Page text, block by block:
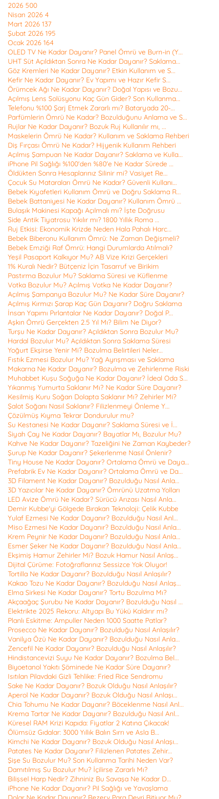
2026 500
Nisan 2026 4
Mart 2026 137
Şubat 2026 195
Ocak 2026 164
OLED TV Ne Kadar Dayanır? Panel Ömrü ve Burn-in (Y...
UHT Süt Açıldıktan Sonra Ne Kadar Dayanır? Saklama...
Göz Kremleri Ne Kadar Dayanır? Etkin Kullanım ve S...
Kefir Ne Kadar Dayanır? Ev Yapımı ve Hazır Kefir S...
Örümcek Ağı Ne Kadar Dayanır? Doğal Yapısı ve Bozu...
Açılmış Lens Solüsyonu Kaç Gün Gider? Son Kullanma...
Telefonu %100 Şarj Etmek Zararlı mı? Bataryada 20-...
Parfümlerin Ömrü Ne Kadar? Bozulduğunu Anlama ve S...
Rujlar Ne Kadar Dayanır? Bozuk Ruj Kullanılır mı, ...
Maskelerin Ömrü Ne Kadar? Kullanım ve Saklama Rehberi
Diş Fırçası Ömrü Ne Kadar? Hijyenik Kullanım Rehberi
Açılmış Şampuan Ne Kadar Dayanır? Saklama ve Kulla...
iPhone Pil Sağlığı %100'den %80'e Ne Kadar Sürede ...
Öldükten Sonra Hesaplarınız Silinir mi? Vasiyet Re...
Çocuk Su Mataraları Ömrü Ne Kadar? Güvenli Kullanı...
Bebek Kıyafetleri Kullanım Ömrü ve Doğru Saklama R...
Bebek Battaniyesi Ne Kadar Dayanır? Kullanım Ömrü ...
Bulaşık Makinesi Kapağı Açılmalı mı? İşte Doğrusu
Side Antik Tiyatrosu Yıkılır mı? 1800 Yıllık Roma ...
Ruj Etkisi: Ekonomik Krizde Neden Hala Pahalı Harc...
Bebek Biberonu Kullanım Ömrü: Ne Zaman Değişmeli?
Bebek Emziği Raf Ömrü: Hangi Durumlarda Atılmalı?
Yeşil Pasaport Kalkıyor Mu? AB Vize Krizi Gerçekleri
1% Kuralı Nedir? Bütçeniz İçin Tasarruf ve Birikim
Pastırma Bozulur Mu? Saklama Süresi ve Küflenme
Votka Bozulur Mu? Açılmış Votka Ne Kadar Dayanır?
Açılmış Şampanya Bozulur Mu? Ne Kadar Süre Dayanır?
Açılmış Kırmızı Şarap Kaç Gün Dayanır? Doğru Saklama
İnsan Yapımı Pırlantalar Ne Kadar Dayanır? Doğal P...
Aşkın Ömrü Gerçekten 2.5 Yıl Mı? Bilim Ne Diyor?
Turşu Ne Kadar Dayanır? Açıldıktan Sonra Bozulur Mu?
Hardal Bozulur Mu? Açıldıktan Sonra Saklama Süresi
Yoğurt Ekşirse Yenir Mi? Bozulma Belirtileri Neler...
Fıstık Ezmesi Bozulur Mu? Yağ Ayrışması ve Saklama
Makarna Ne Kadar Dayanır? Bozulma ve Zehirlenme Riski
Muhabbet Kuşu Soğuğa Ne Kadar Dayanır? İdeal Oda S...
Yıkanmış Yumurta Saklanır Mı? Ne Kadar Süre Dayanır?
Kesilmiş Kuru Soğan Dolapta Saklanır Mı? Zehirler Mi?
Şalot Soğanı Nasıl Saklanır? Filizlenmeyi Önleme Y...
Çözülmüş Kıyma Tekrar Dondurulur mu?
Su Kestanesi Ne Kadar Dayanır? Saklama Süresi ve İ...
Siyah Çay Ne Kadar Dayanır? Bayatlar Mı, Bozulur Mu?
Kahve Ne Kadar Dayanır? Tazeliğini Ne Zaman Kaybeder?
Şurup Ne Kadar Dayanır? Şekerlenme Nasıl Önlenir?
Tiny House Ne Kadar Dayanır? Ortalama Ömrü ve Daya...
Prefabrik Ev Ne Kadar Dayanır? Ortalama Ömrü ve Da...
3D Filament Ne Kadar Dayanır? Bozulduğu Nasıl Anla...
3D Yazıcılar Ne Kadar Dayanır? Ömrünü Uzatma Yolları
LED Avize Ömrü Ne Kadar? Sürücü Arızası Nasıl Anla...
Demir Kubbe'yi Gölgede Bırakan Teknoloji: Çelik Kubbe
Yulaf Ezmesi Ne Kadar Dayanır? Bozulduğu Nasıl Anl...
Miso Ezmesi Ne Kadar Dayanır? Bozulduğu Nasıl Anla...
Krem Peynir Ne Kadar Dayanır? Bozulduğu Nasıl Anla...
Esmer Şeker Ne Kadar Dayanır? Bozulduğu Nasıl Anla...
Ekşimiş Hamur Zehirler Mi? Bozuk Hamur Nasıl Anlaş...
Dijital Çürüme: Fotoğraflarınız Sessizce Yok Oluyor!
Tortilla Ne Kadar Dayanır? Bozulduğu Nasıl Anlaşılır?
Kakao Tozu Ne Kadar Dayanır? Bozulduğu Nasıl Anlaş...
Elma Sirkesi Ne Kadar Dayanır? Tortu Bozulma Mı?
Akçaağaç Şurubu Ne Kadar Dayanır? Bozulduğu Nasıl ...
Elektrikte 2025 Rekoru: Altyapı Bu Yükü Kaldırır mı?
Planlı Eskitme: Ampuller Neden 1000 Saatte Patlar?
Prosecco Ne Kadar Dayanır? Bozulduğu Nasıl Anlaşılır?
Vanilya Özü Ne Kadar Dayanır? Bozulduğu Nasıl Anla...
Zencefil Ne Kadar Dayanır? Bozulduğu Nasıl Anlaşılır?
Hindistancevizi Suyu Ne Kadar Dayanır? Bozulma Bel...
Biyoetanol Yakıtı Şöminede Ne Kadar Süre Dayanır?
Isıtılan Pilavdaki Gizli Tehlike: Fried Rice Sendromu
Sake Ne Kadar Dayanır? Bozuk Olduğu Nasıl Anlaşılır?
Aperol Ne Kadar Dayanır? Bozuk Olduğu Nasıl Anlaşı...
Chia Tohumu Ne Kadar Dayanır? Böceklenme Nasıl Anl...
Krema Tartar Ne Kadar Dayanır? Bozulduğu Nasıl Anl...
Küresel RAM Krizi Kapıda: Fiyatlar 2 Katına Çıkacak!
Ölümsüz Gıdalar: 3000 Yıllık Balın Sırrı ve Asla B...
Kimchi Ne Kadar Dayanır? Bozuk Olduğu Nasıl Anlaşı...
Patates Ne Kadar Dayanır? Filizlenen Patates Zehir...
Şişe Su Bozulur Mu? Son Kullanma Tarihi Neden Var?
Damıtılmış Su Bozulur Mu? İçilirse Zararlı Mı?
Bilişsel Harp Nedir? Zihniniz Bu Savaşa Ne Kadar D...
iPhone Ne Kadar Dayanır? Pil Sağlığı ve Yavaşlama